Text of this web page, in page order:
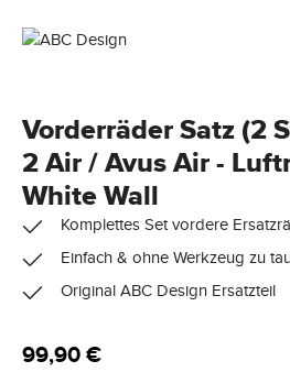
Vorderräder Satz (2
2 Air / Avus Air -
White Wall
Komplettes Set vordere
Einfach & ohne Werkzeug zu
Original ABC Design Ersatzteil
Regulärer Preis:
99,90 €